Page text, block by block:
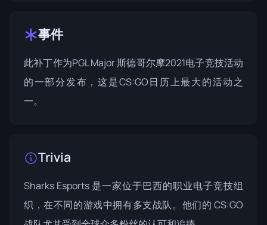
事件
此补丁作为PGL Major斯德哥尔摩2021电子竞技活动
的一部分发布，这是CS:GO日历上最大的活动之
一。
Trivia
Sharks Esports 是一家位于巴西的职业电子竞技组
织，在不同的游戏中拥有多支战队。他们的 CS:GO